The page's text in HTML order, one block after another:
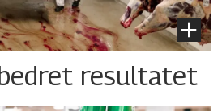
resultatet